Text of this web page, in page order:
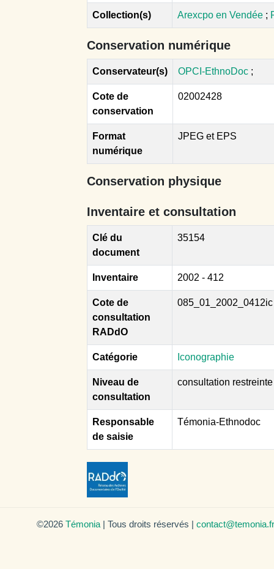
Collection(s) Arexcpo en Vendée ;
Conservation numérique
Conservateur(s) OPCI-EthnoDoc ;
Cote de
conservation
02002428
Format
numérique
JPEG et EPS
Conservation physique
Inventaire et consultation
Clé du
document
35154
Inventaire 2002 - 412
Cote de
consultation
RADdO
085_01_2002_0412ic
Catégorie Iconographie
Niveau de
consultation
consultation restreinte
Responsable
de saisie
Témonia-Ethnodoc
©2026 Témonia | Tous droits réservés | contact@temonia.fr